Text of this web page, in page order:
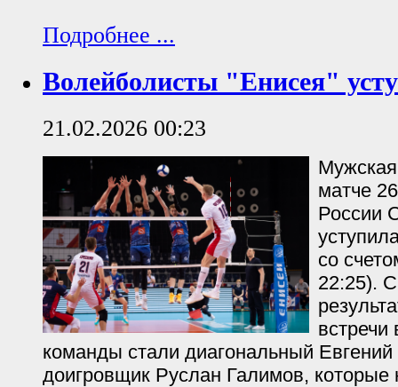
Подробнее ...
Волейболисты "Енисея"
21.02.2026 00:23
матче
России
со
22:25).
встречи
команды стали диагональный
доигровщик Руслан Галимов, которые